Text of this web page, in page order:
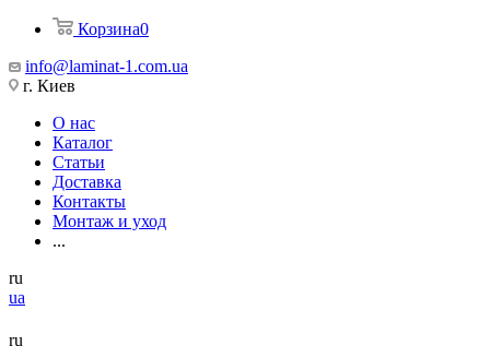
Корзина0
info@laminat-1.com.ua
г. Киев
О нас
Каталог
Статьи
Доставка
Контакты
Монтаж и уход
...
ru
ua
ru